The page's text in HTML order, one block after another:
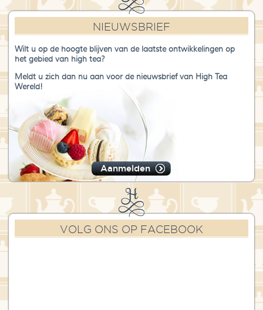
NIEUWSBRIEF
Wilt u op de hoogte blijven van de laatste ontwikkelingen op
het gebied van high tea?
Meldt u zich dan nu aan voor de nieuwsbrief van High Tea
Wereld!
Aanmelden
VOLG ONS OP FACEBOOK